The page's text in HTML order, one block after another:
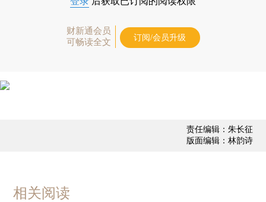
财新通会员
可畅读全文
订阅/会员升级
责任编辑：朱长征
版面编辑：林韵诗
相关阅读